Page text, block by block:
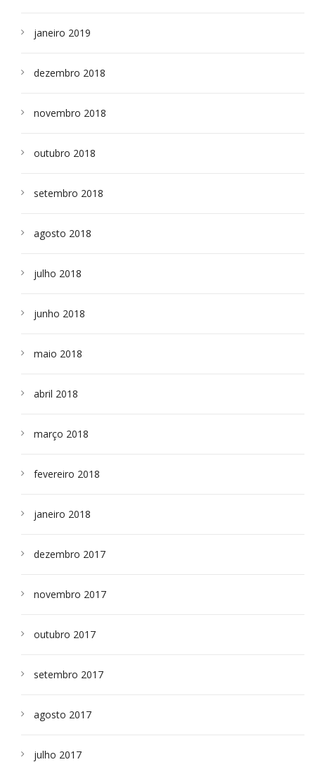
janeiro 2019
dezembro 2018
novembro 2018
outubro 2018
setembro 2018
agosto 2018
julho 2018
junho 2018
maio 2018
abril 2018
março 2018
fevereiro 2018
janeiro 2018
dezembro 2017
novembro 2017
outubro 2017
setembro 2017
agosto 2017
julho 2017